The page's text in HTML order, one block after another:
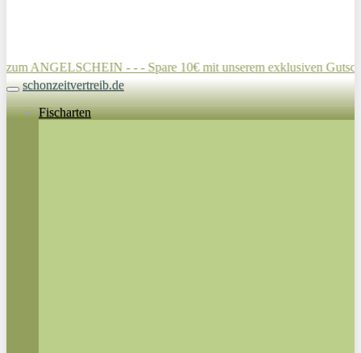
- - - Spare 10€ mit unserem exklusiven Gutschein für
Toggle navigation
schonzeitvertreib.de
Fischarten